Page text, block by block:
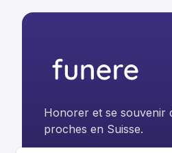
Honorer et se souvenir
proches en Suisse.